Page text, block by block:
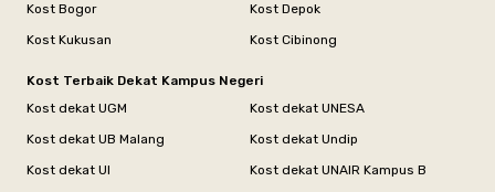
Kost Bogor
Kost Depok
Kost Kukusan
Kost Cibinong
Kost Terbaik Dekat Kampus Negeri
Kost dekat UGM
Kost dekat UNESA
Kost dekat UB Malang
Kost dekat Undip
Kost dekat UI
Kost dekat UNAIR Kampus B